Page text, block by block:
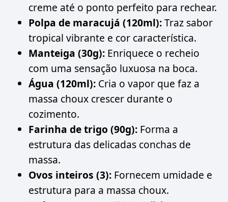
creme até o ponto perfeito para rechear.
Polpa de maracujá (120ml):Traz sabor
tropical vibrante e cor característica.
Manteiga (30g): Enriquece o recheio
com uma sensação luxuosa na boca.
Água (120ml): Cria o vapor que faz a
massa choux crescer durante o
cozimento.
Farinha de trigo (90g): Forma a
estrutura das delicadas conchas de
massa.
Ovos inteiros (3): Fornecem umidade e
estrutura para a massa choux.